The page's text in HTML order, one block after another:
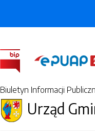
Biuletyn Informacji
Urząd